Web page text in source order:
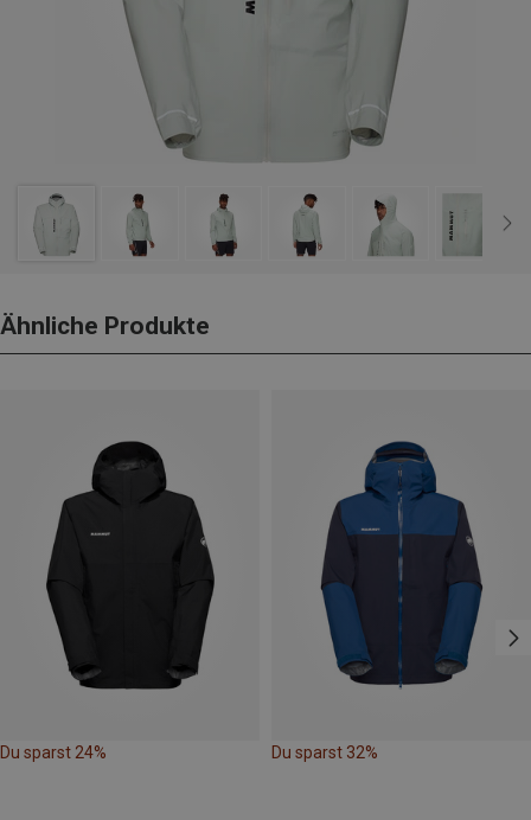
Ähnliche Produkte
Du sparst 24% Du sparst 32%